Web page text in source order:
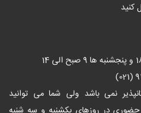
کنید
نمی باشد ولی شما می توانید